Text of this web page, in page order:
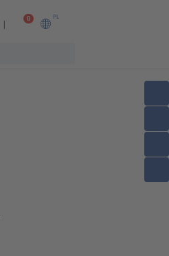
0 PL